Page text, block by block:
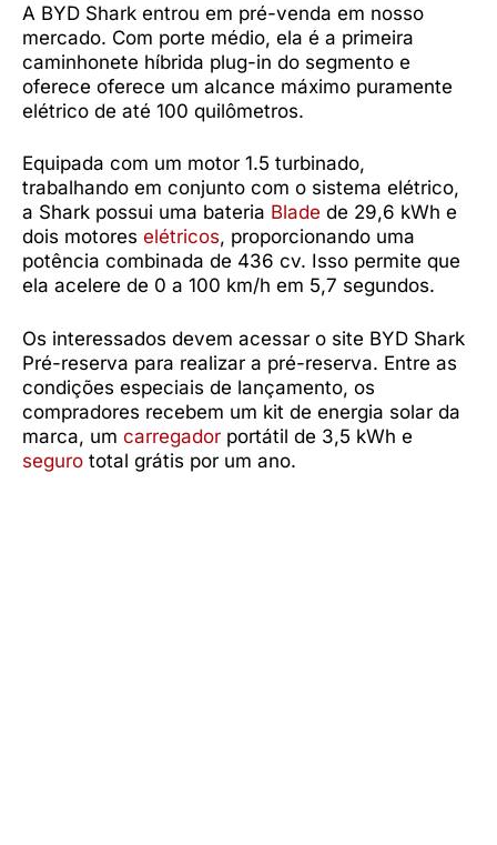
A BYD Shark entrou em pré-venda em nosso
mercado. Com porte médio, ela é a primeira
caminhonete híbrida plug-in do segmento e
oferece oferece um alcance máximo puramente
elétrico de até 100 quilômetros.
Equipada com um motor 1.5 turbinado,
trabalhando em conjunto com o sistema elétrico,
a Shark possui uma bateria Blade de 29,6 kWh e
dois motores elétricos, proporcionando uma
potência combinada de 436 cv. Isso permite que
ela acelere de 0 a 100 km/h em 5,7 segundos.
Os interessados devem acessar o site BYD Shark
Pré-reserva para realizar a pré-reserva. Entre as
condições especiais de lançamento, os
compradores recebem um kit de energia solar da
marca, um carregador portátil de 3,5 kWh e
seguro total grátis por um ano.